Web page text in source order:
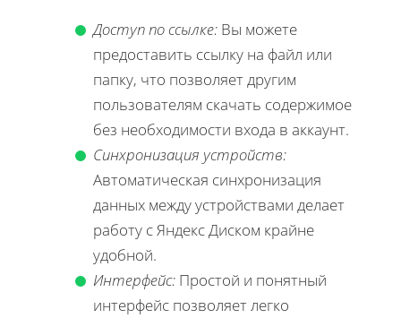
Доступ по ссылке: Вы можете
предоставить ссылку на файл или
папку, что позволяет другим
пользователям скачать содержимое
без необходимости входа в аккаунт.
Синхронизация устройств:
Автоматическая синхронизация
данных между устройствами делает
работу с Яндекс Диском крайне
удобной.
Интерфейс: Простой и понятный
интерфейс позволяет легко